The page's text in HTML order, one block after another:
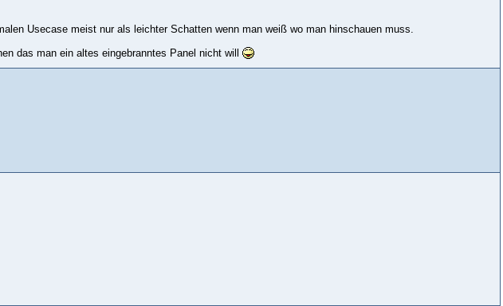
Usecase meist nur als leichter Schatten wenn man weiß wo man hinschauen muss.
das man ein altes eingebranntes Panel nicht will